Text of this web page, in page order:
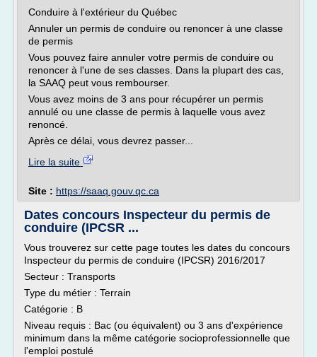
Conduire à l'extérieur du Québec
Annuler un permis de conduire ou renoncer à une classe
de permis
Vous pouvez faire annuler votre permis de conduire ou
renoncer à l'une de ses classes. Dans la plupart des cas,
la SAAQ peut vous rembourser.
Vous avez moins de 3 ans pour récupérer un permis
annulé ou une classe de permis à laquelle vous avez
renoncé.
Après ce délai, vous devrez passer...
Lire la suite
Site : https://saaq.gouv.qc.ca
Dates concours Inspecteur du permis de
conduire (IPCSR ...
Vous trouverez sur cette page toutes les dates du concours
Inspecteur du permis de conduire (IPCSR) 2016/2017
Secteur : Transports
Type du métier : Terrain
Catégorie : B
Niveau requis : Bac (ou équivalent) ou 3 ans d'expérience
minimum dans la même catégorie socioprofessionnelle que
l'emploi postulé